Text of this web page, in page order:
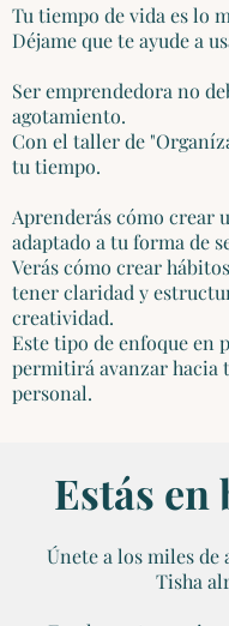
Tu tiempo de vida es lo
Déjame que te ayude a
Ser emprendedora no
agotamiento.
Con el taller de
tu tiempo.
Aprenderás cómo crear
adaptado a tu forma de
Verás cómo crear
tener claridad y
creatividad.
Este tipo de enfoque en
permitirá avanzar hacia
personal.
Estás en
Únete a los miles de
Tisha